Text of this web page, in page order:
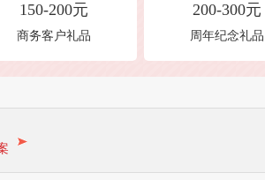
150-200元
商务客户礼品
200-300元
周年纪念礼品